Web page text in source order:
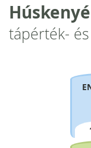
tápérték-